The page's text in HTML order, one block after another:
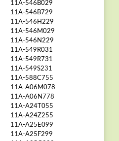
11A-546B029
11A-546B729
11A-546H229
11A-546M029
11A-546N229
11A-549R031
11A-549R731
11A-549S231
11A-588C755
11A-A06M078
11A-A06N778
11A-A24T055
11A-A24Z255
11A-A25E099
11A-A25F299